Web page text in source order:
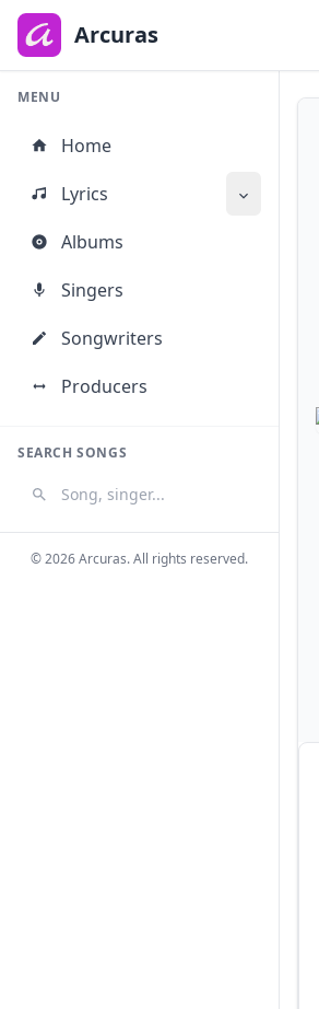
main
content
Arcuras
MENU
Home
Lyrics
Albums
Singers
Songwriters
Producers
SEARCH SONGS
Search Songs
Search
© 2026 Arcuras. All rights reserved.